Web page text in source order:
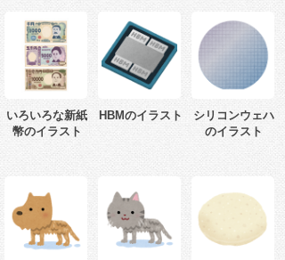
いろいろな新紙
幣のイラスト
HBMのイラスト
シリコンウェハ
のイラスト